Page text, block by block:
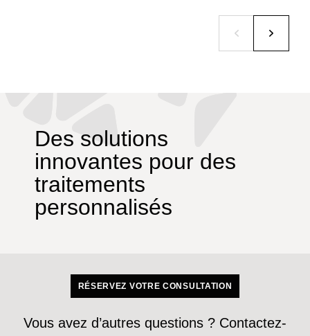
Des solutions
innovantes pour des
traitements
personnalisés
RÉSERVEZ VOTRE CONSULTATION
Vous avez d’autres questions ? Contactez-